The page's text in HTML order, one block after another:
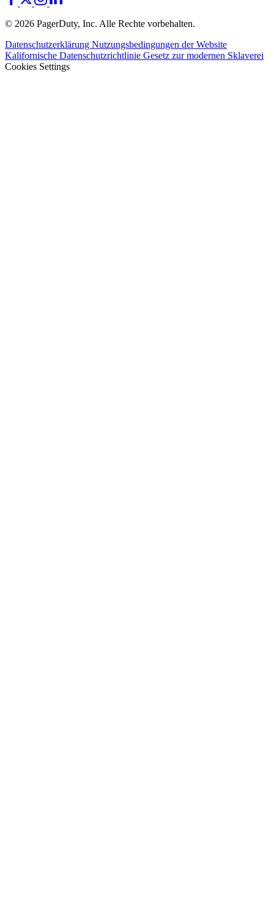
© 2026 PagerDuty, Inc. Alle Rechte vorbehalten.
Datenschutzerklärung Nutzungsbedingungen der Website
Kalifornische Datenschutzrichtlinie Gesetz zur modernen Sklaverei
Cookies Settings